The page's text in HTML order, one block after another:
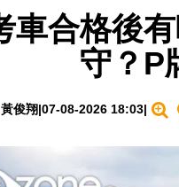
車合格後
守？P
黃俊翔|07-08-2026 18:03|